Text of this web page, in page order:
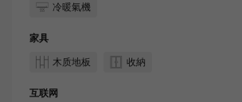
冷暖氣機
家具
木质地板
收納
互联网